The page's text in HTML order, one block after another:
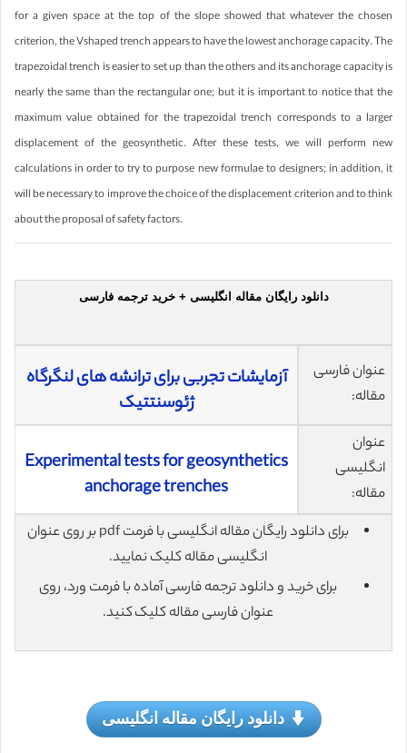
for a given space at the top of the slope showed that whatever the chosen
criterion, the Vshaped trench appears to have the lowest anchorage capacity. The
trapezoidal trench is easier to set up than the others and its anchorage capacity is
nearly the same than the rectangular one; but it is important to notice that the
maximum value obtained for the trapezoidal trench corresponds to a larger
displacement of the geosynthetic. After these tests, we will perform new
calculations in order to try to purpose new formulae to designers; in addition, it
will be necessary to improve the choice of the displacement criterion and to think
about the proposal of safety factors.
دانلود رایگان مقاله انگلیسی + خرید ترجمه فارسی
عنوان فارسی
مقاله:
آزمایشات تجربی برای ترانشه های لنگرگاه
ژئوسنتتیک
عنوان
انگلیسی
مقاله:
Experimental tests for geosynthetics
anchorage trenches
برای دانلود رایگان مقاله انگلیسی با فرمت pdf بر روی عنوان
انگلیسی مقاله کلیک نمایید.
برای خرید و دانلود ترجمه فارسی آماده با فرمت ورد، روی
عنوان فارسی مقاله کلیک کنید.
دانلود رایگان مقاله انگلیسی